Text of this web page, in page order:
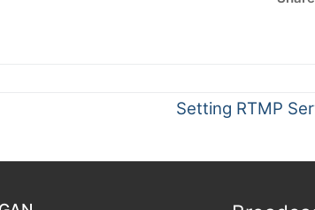
Setting RTMP